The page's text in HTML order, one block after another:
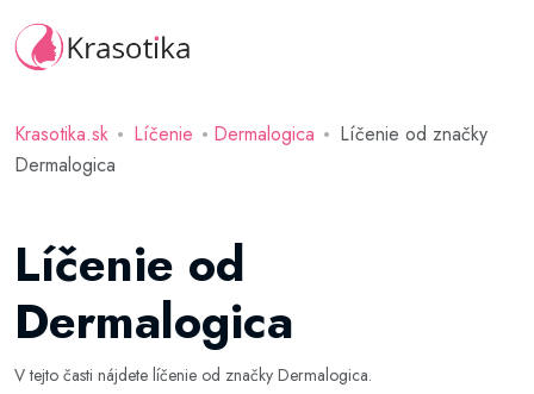
Krasotika.sk Líčenie Dermalogica
Líčenie od značky
Dermalogica
Líčenie od
Dermalogica
V tejto časti nájdete líčenie od značky Dermalogica.